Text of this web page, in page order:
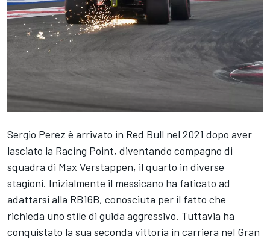
Sergio Perez è arrivato in Red Bull nel 2021 dopo aver
lasciato la Racing Point, diventando compagno di
squadra di Max Verstappen, il quarto in diverse
stagioni. Inizialmente il messicano ha faticato ad
adattarsi alla RB16B, conosciuta per il fatto che
richieda uno stile di guida aggressivo. Tuttavia ha
conquistato la sua seconda vittoria in carriera nel Gran